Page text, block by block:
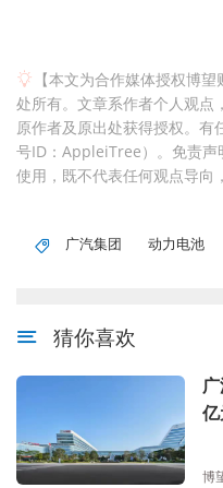
【本文为合作媒体授权博
处所有。文章系作者个人观点
原作者及原出处获得授权。有
号ID：AppleiTree）。免责声
使用，既不代表任何观点导向
广汽集团 动力电池
猜你喜欢
博